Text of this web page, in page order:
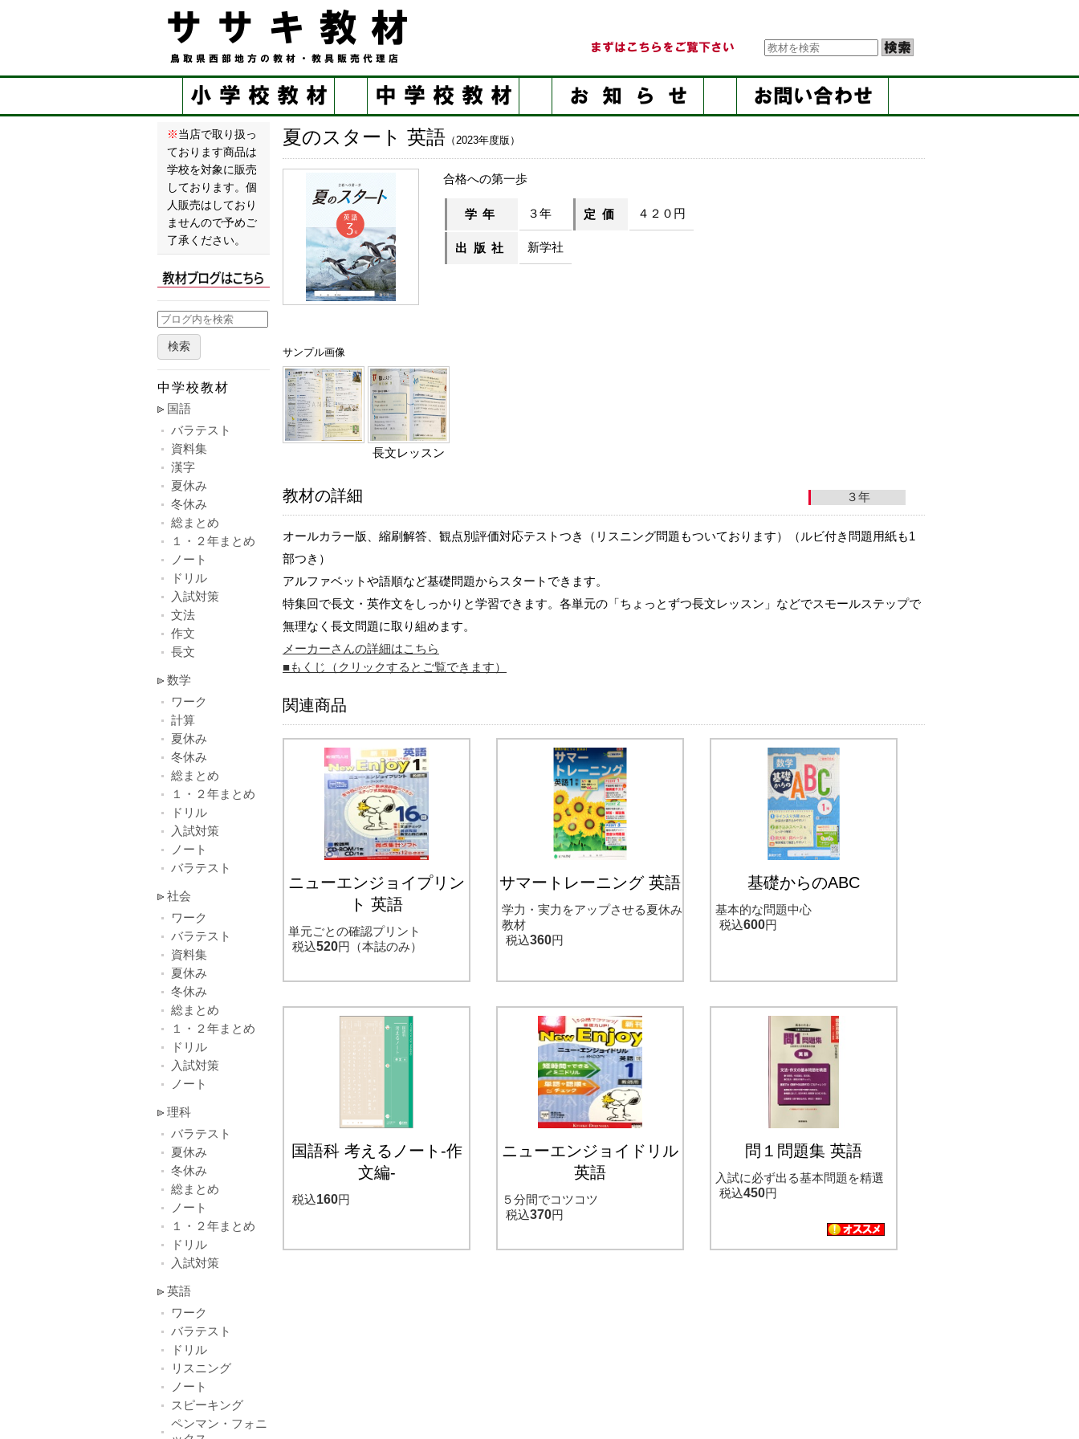
夏のスタート 英語 （2023年度版）
合格への第一歩
学年 ３年 定価 ４２０円
出版社 新学社
サンプル画像
長文レッスン
３年
教材の詳細
オールカラー版、縮刷解答、観点別評価対応テストつき（リスニング問題もついております）（ルビ付き問題用紙も1
部つき）
アルファベットや語順など基礎問題からスタートできます。
特集回で長文・英作文をしっかりと学習できます。各単元の「ちょっとずつ長文レッスン」などでスモールステップで
無理なく長文問題に取り組めます。
メーカーさんの詳細はこちら
■もくじ（クリックするとご覧できます）
関連商品
ニューエンジョイプリン
ト 英語
単元ごとの確認プリント
税込520円（本誌のみ）
サマートレーニング 英語
学力・実力をアップさせる夏休み
教材
税込360円
基礎からのABC
基本的な問題中心
税込600円
国語科 考えるノート-作
文編-
税込160円
ニューエンジョイドリル
英語
５分間でコツコツ
税込370円
問１問題集 英語
入試に必ず出る基本問題を精選
税込450円
※ 当店で取り扱っ
ております商品は
学校を対象に販売
しております。個
人販売はしており
ませんので予めご
了承ください。
検索
中学校教材
国語
バラテスト
資料集
漢字
夏休み
冬休み
総まとめ
１・２年まとめ
ノート
ドリル
入試対策
文法
作文
長文
数学
ワーク
計算
夏休み
冬休み
総まとめ
１・２年まとめ
ドリル
入試対策
ノート
バラテスト
社会
ワーク
バラテスト
資料集
夏休み
冬休み
総まとめ
１・２年まとめ
ドリル
入試対策
ノート
理科
バラテスト
夏休み
冬休み
総まとめ
ノート
１・２年まとめ
ドリル
入試対策
英語
ワーク
バラテスト
ドリル
リスニング
ノート
スピーキング
ペンマン・フォニ